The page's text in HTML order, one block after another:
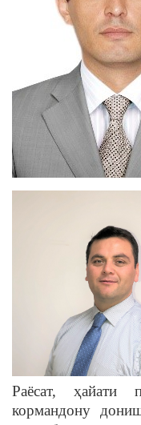
Раёсат, ҳайати
кормандону